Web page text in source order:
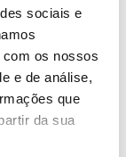
sociais e
os nossos
e de análise,
que
da sua